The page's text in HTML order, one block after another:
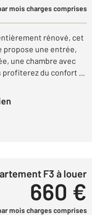
mois charges comprises
rénové, cet
propose une entrée,
une chambre avec
profiterez du confort ...
F3 à louer
660 €
mois charges comprises